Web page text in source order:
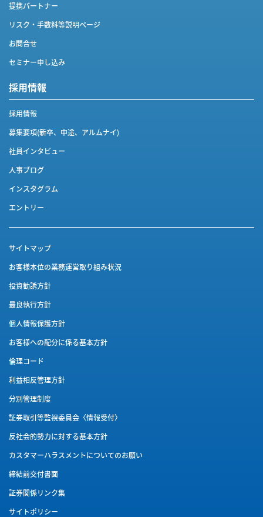
提携パートナー
リスク・手数料等説明ページ
お問合せ
セミナー申し込み
採用情報
採用情報
募集要項(新卒、中途、アルムナイ)
社員インタビュー
人事ブログ
インスタグラム
エントリー
サイトマップ
お客様本位の業務運営取り組み状況
投資勧誘方針
最良執行方針
個人情報保護方針
お客様への配分に係る基本方針
倫理コード
利益相反管理方針
分別管理制度
証券取引等監視委員会〈情報受付〉
反社会的勢力に対する基本方針
カスタマーハラスメントについてのお願い
締結前交付書面
証券関係リンク集
サイトポリシー